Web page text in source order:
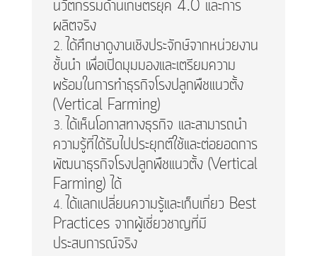
นวัตกรรมด้านเกษตรยุค 4.0 และการ
ผลิตจริง
ได้ศึกษาดูงานเชิงประจักษ์จากหน่วยงาน
ชั้นนำ เพื่อเปิดมุมมองและเตรียมความ
พร้อมในการทำธุรกิจโรงปลูกพืชแนวตั้ง
(Vertical Farming)
ได้เห็นโอกาสทางธุรกิจ และสามารถนำ
ความรู้ที่ได้รับไปประยุกต์ใช้และต่อยอดการ
พัฒนาธุรกิจโรงปลูกพืชแนวตั้ง (Vertical
Farming) ได้
ได้แลกเปลี่ยนความรู้และเก็บเกี่ยว Best
Practices จากผู้เชี่ยวชาญที่มี
ประสบการณ์จริง